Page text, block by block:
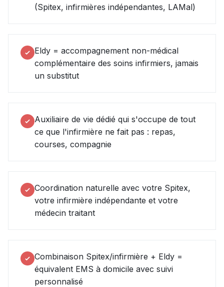
(Spitex, infirmières indépendantes, LAMal)
Eldy = accompagnement non-médical
complémentaire des soins infirmiers, jamais
un substitut
Auxiliaire de vie dédié qui s'occupe de tout
ce que l'infirmière ne fait pas : repas,
courses, compagnie
Coordination naturelle avec votre Spitex,
votre infirmière indépendante et votre
médecin traitant
Combinaison Spitex/infirmière + Eldy =
équivalent EMS à domicile avec suivi
personnalisé